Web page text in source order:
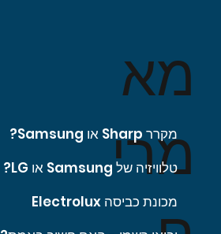
מא
מרי
מקרר Sharp או Samsung?
טלוויזיה של Samsung או LG?
מכונת כביסה Electrolux